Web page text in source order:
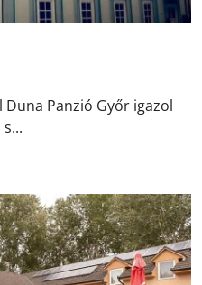
Panzió Győr igazol